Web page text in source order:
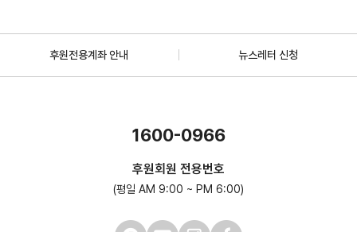
후원전용계좌 안내 뉴스레터 신청
1600-0966
후원회원 전용번호
(평일 AM 9:00 ~ PM 6:00)